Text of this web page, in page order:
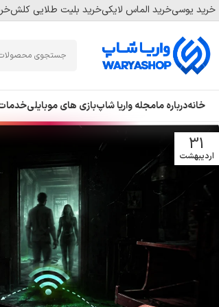
Skip
navigation
Skip
main
content
خرید یوسیخرید الماس لایکیخرید بلیت طلایی کلش
خانهدرباره مامجله واریا شاپبازی های موبایلی
31
اردیبهشت